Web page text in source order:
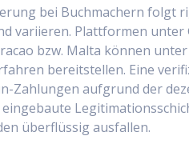
bei Buchmachern folgt
variieren. Plattformen
bzw. Malta können
bereitstellen. Eine
Zahlungen aufgrund der
überflüssig ausfallen.